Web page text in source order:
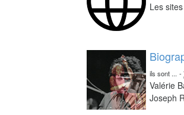
Les
ils sont ... -
Valérie
Joseph